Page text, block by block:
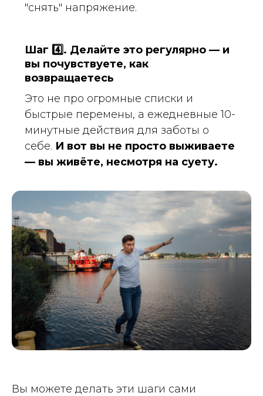
"снять" напряжение.
Шаг 4️⃣. Делайте это регулярно — и
вы почувствуете, как
возвращаетесь
Это не про огромные списки и
быстрые перемены, а ежедневные 10-
минутные действия для заботы о
себе. И вот вы не просто выживаете
— вы живёте, несмотря на суету.
Вы можете делать эти шаги сами